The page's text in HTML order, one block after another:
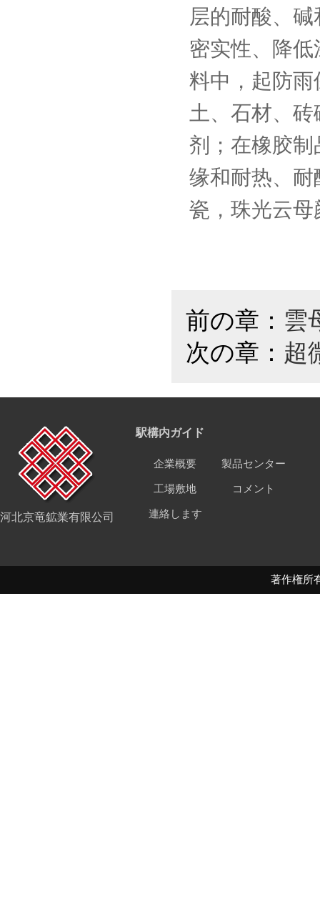
层的耐酸、
密实性、降
料中，起防
土、石材、
剂；在橡胶
缘和耐热、
瓷，珠光云
前の章： 雲
次の章： 超
河北京竜鉱業有限公司
駅構内ガイド
企業概要 製品センター
工場敷地 コメント
連絡します
著作権所